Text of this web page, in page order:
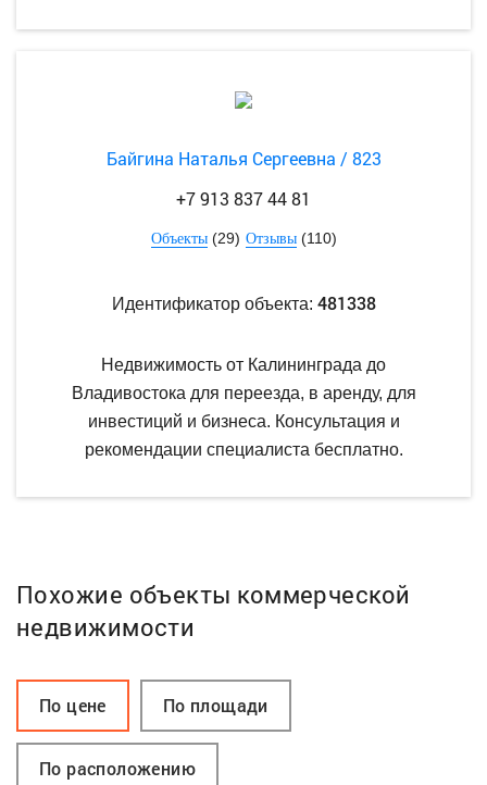
Байгина Наталья Сергеевна / 823
+7 913 837 44 81
Объекты(29) Отзывы(110)
Идентификатор объекта: 481338
Недвижимость от Калининграда до
Владивостока для переезда, в аренду, для
инвестиций и бизнеса. Консультация и
рекомендации специалиста бесплатно.
Похожие объекты коммерческой
недвижимости
По цене По площади
По расположению